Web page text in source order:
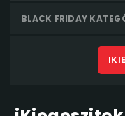
BLACK FRIDAY